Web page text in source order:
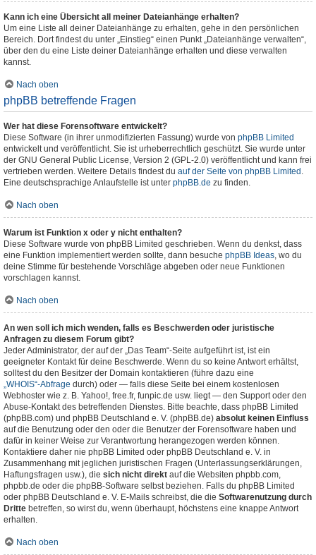
Kann ich eine Übersicht all meiner Dateianhänge erhalten?
Um eine Liste all deiner Dateianhänge zu erhalten, gehe in den persönlichen
Bereich. Dort findest du unter „Einstieg“ einen Punkt „Dateianhänge verwalten“,
über den du eine Liste deiner Dateianhänge erhalten und diese verwalten
kannst.
Nach oben
phpBB betreffende Fragen
Wer hat diese Forensoftware entwickelt?
Diese Software (in ihrer unmodifizierten Fassung) wurde von phpBB Limited
entwickelt und veröffentlicht. Sie ist urheberrechtlich geschützt. Sie wurde unter
der GNU General Public License, Version 2 (GPL-2.0) veröffentlicht und kann frei
vertrieben werden. Weitere Details findest du auf der Seite von phpBB Limited .
Eine deutschsprachige Anlaufstelle ist unter phpBB.de zu finden.
Nach oben
Warum ist Funktion x oder y nicht enthalten?
Diese Software wurde von phpBB Limited geschrieben. Wenn du denkst, dass
eine Funktion implementiert werden sollte, dann besuche phpBB Ideas, wo du
deine Stimme für bestehende Vorschläge abgeben oder neue Funktionen
vorschlagen kannst.
Nach oben
An wen soll ich mich wenden, falls es Beschwerden oder juristische
Anfragen zu diesem Forum gibt?
Jeder Administrator, der auf der „Das Team“-Seite aufgeführt ist, ist ein
geeigneter Kontakt für deine Beschwerde. Wenn du so keine Antwort erhältst,
solltest du den Besitzer der Domain kontaktieren (führe dazu eine
„WHOIS“-Abfrage durch) oder — falls diese Seite bei einem kostenlosen
Webhoster wie z. B. Yahoo!, free.fr, funpic.de usw. liegt — den Support oder den
Abuse-Kontakt des betreffenden Dienstes. Bitte beachte, dass phpBB Limited
(phpBB.com) und phpBB Deutschland e. V. (phpBB.de) absolut keinen Einfluss
auf die Benutzung oder den oder die Benutzer der Forensoftware haben und
dafür in keiner Weise zur Verantwortung herangezogen werden können.
Kontaktiere daher nie phpBB Limited oder phpBB Deutschland e. V. in
Zusammenhang mit jeglichen juristischen Fragen (Unterlassungserklärungen,
Haftungsfragen usw.), die sich nicht direkt auf die Websiten phpbb.com,
phpbb.de oder die phpBB-Software selbst beziehen. Falls du phpBB Limited
oder phpBB Deutschland e. V. E-Mails schreibst, die die Softwarenutzung durch
Dritte betreffen, so wirst du, wenn überhaupt, höchstens eine knappe Antwort
erhalten.
Nach oben